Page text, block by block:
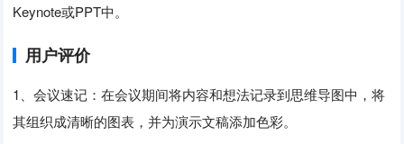
Keynote或PPT中。
用户评价
1、会议速记：在会议期间将内容和想法记录到思维导图中，将
其组织成清晰的图表，并为演示文稿添加色彩。